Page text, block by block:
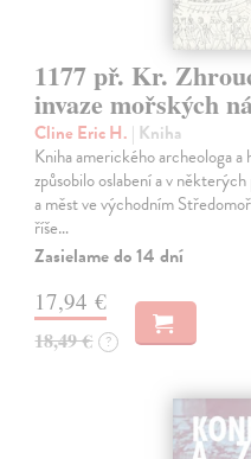
1177 př. Kr.
invaze mořských
Cline Eric H. | Kniha
Kniha amerického archeologa
způsobilo oslabení a v
a měst ve východním
říše…
Zasielame do 14 dní
17,94 €
18,49 € ?